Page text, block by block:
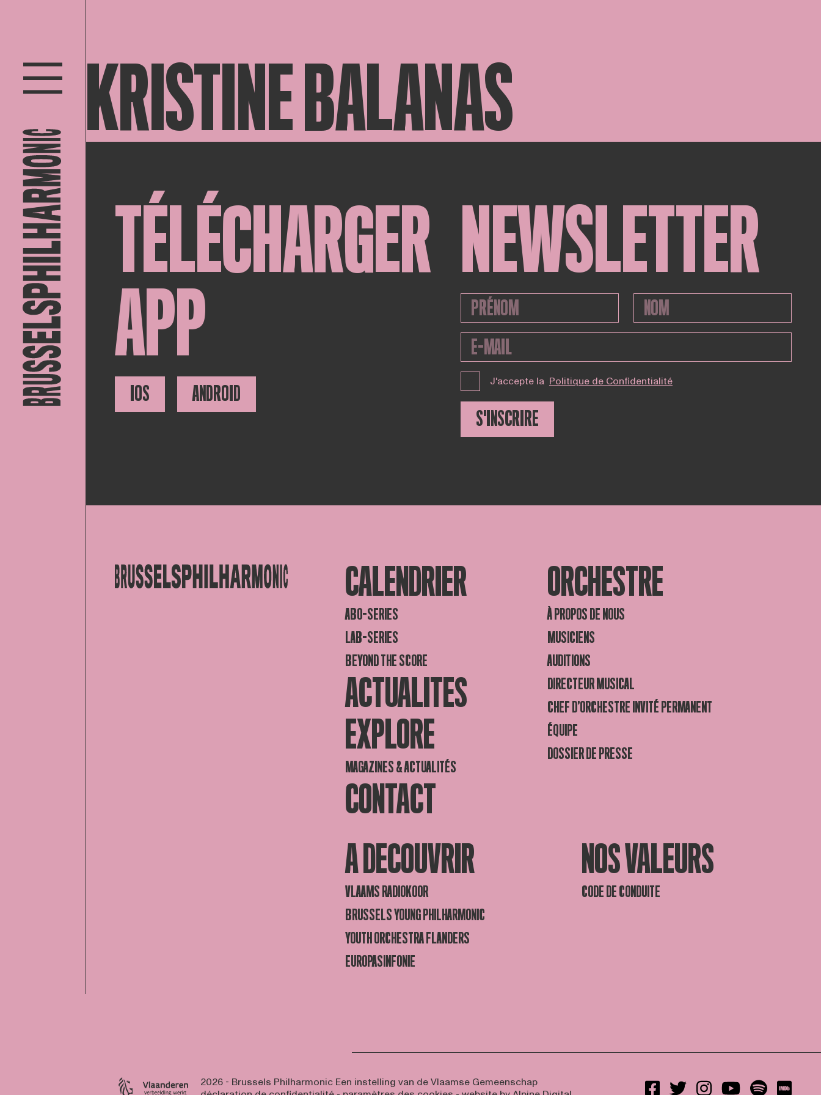
KRISTINE BALANAS
TÉLÉCHARGER
APP
IOS ANDROID
NEWSLETTER
J'accepte la Politique de Confidentialité
S'INSCRIRE
CALENDRIER
ABO-SERIES
LAB-SERIES
BEYOND THE SCORE
ACTUALITES
EXPLORE
MAGAZINES & ACTUALITÉS
CONTACT
ORCHESTRE
À PROPOS DE NOUS
MUSICIENS
AUDITIONS
DIRECTEUR MUSICAL
CHEF D’ORCHESTRE INVITÉ PERMANENT
ÉQUIPE
DOSSIER DE PRESSE
A DECOUVRIR
VLAAMS RADIOKOOR
BRUSSELS YOUNG PHILHARMONIC
YOUTH ORCHESTRA FLANDERS
EUROPASINFONIE
NOS VALEURS
CODE DE CONDUITE
2026 - Brussels Philharmonic Een instelling van de Vlaamse Gemeenschap